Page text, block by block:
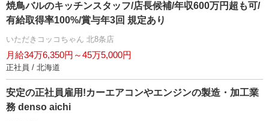
焼鳥バルのキッチンスタッフ/店長候補/年収600万円超も可/
有給取得率100%/賞与年3回 規定あり
いただきコッコちゃん 北8条店
月給34万6,350円～45万5,000円
正社員 / 北海道
安定の正社員雇用!カーエアコンやエンジンの製造・加工業
務 denso aichi